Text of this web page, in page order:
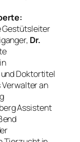
Gestütsleiter
Dr.
Doktortitel
Verwalter an
Assistent